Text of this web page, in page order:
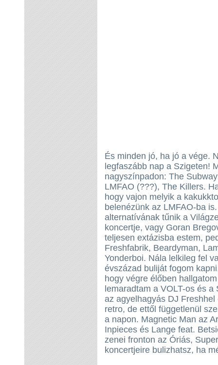
És minden jó, ha jó a vége.
legfaszább nap a Szigeten!
nagyszínpadon: The
LMFAO (???), The Killers.
hogy vajon melyik a
belenézünk az LMFAO-ba
alternatívának tűnik a
koncertje, vagy Goran
teljesen extázisba estem,
Freshfabrik, Beardyman,
Yonderboi. Nála lelkileg fel
évszázad buliját fogom
hogy végre élőben
lemaradtam a VOLT-os és
az agyelhagyás DJ
retro, de ettől függetlenül
a napon. Magnetic Man az
Inpieces és Lange feat.
zenei fronton az Óriás,
koncertjeire bulizhatsz, ha